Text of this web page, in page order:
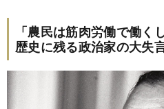
「農民は筋肉労働で働く
歴史に残る政治家の大失